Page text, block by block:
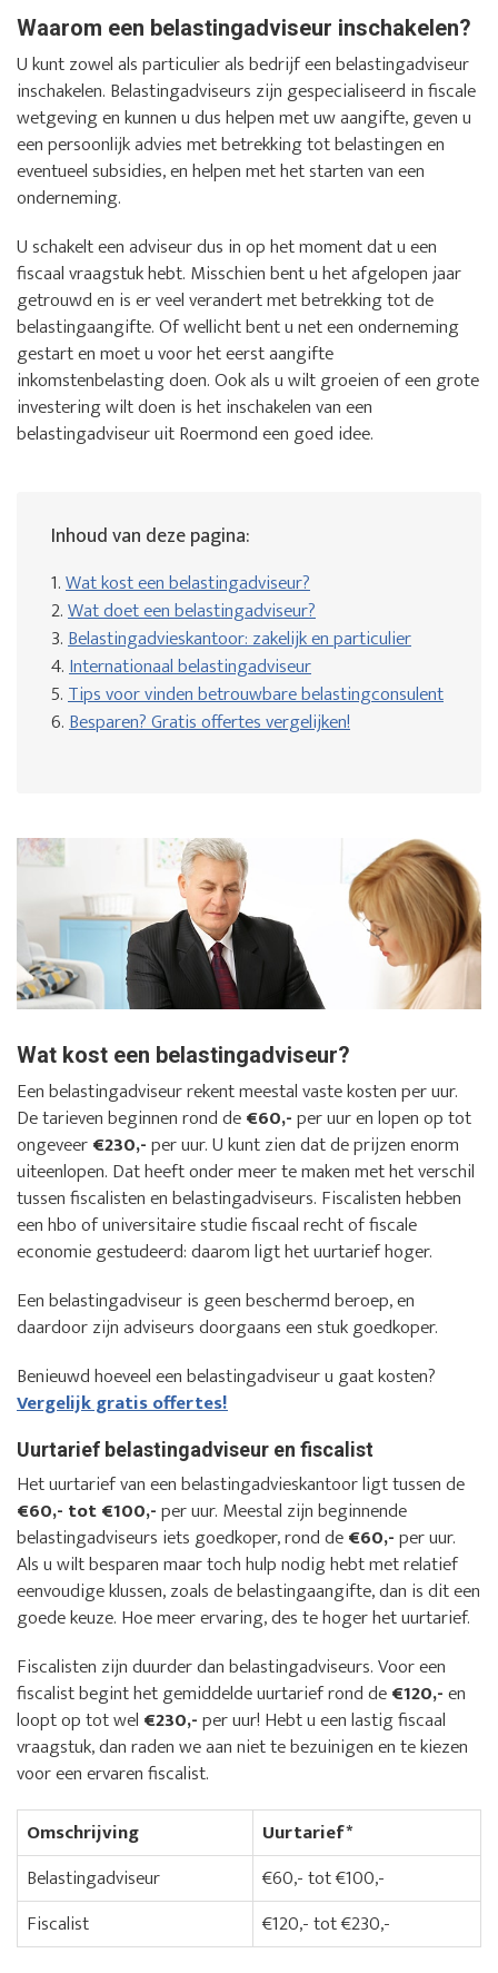
Waarom een belastingadviseur inschakelen?
U kunt zowel als particulier als bedrijf een belastingadviseur
inschakelen. Belastingadviseurs zijn gespecialiseerd in fiscale
wetgeving en kunnen u dus helpen met uw aangifte, geven u
een persoonlijk advies met betrekking tot belastingen en
eventueel subsidies, en helpen met het starten van een
onderneming.
U schakelt een adviseur dus in op het moment dat u een
fiscaal vraagstuk hebt. Misschien bent u het afgelopen jaar
getrouwd en is er veel verandert met betrekking tot de
belastingaangifte. Of wellicht bent u net een onderneming
gestart en moet u voor het eerst aangifte
inkomstenbelasting doen. Ook als u wilt groeien of een grote
investering wilt doen is het inschakelen van een
belastingadviseur uit Roermond een goed idee.
Inhoud van deze pagina:
1.Wat kost een belastingadviseur?
2.Wat doet een belastingadviseur?
3.Belastingadvieskantoor: zakelijk en particulier
4.Internationaal belastingadviseur
5.Tips voor vinden betrouwbare belastingconsulent
6.Besparen? Gratis offertes vergelijken!
Wat kost een belastingadviseur?
Een belastingadviseur rekent meestal vaste kosten per uur.
De tarieven beginnen rond de€60,-per uur en lopen op tot
ongeveer€230,-per uur. U kunt zien dat de prijzen enorm
uiteenlopen. Dat heeft onder meer te maken met het verschil
tussen fiscalisten en belastingadviseurs. Fiscalisten hebben
een hbo of universitaire studie fiscaal recht of fiscale
economie gestudeerd: daarom ligt het uurtarief hoger.
Een belastingadviseur is geen beschermd beroep, en
daardoor zijn adviseurs doorgaans een stuk goedkoper.
Benieuwd hoeveel een belastingadviseur u gaat kosten?
Vergelijk gratis offertes!
Uurtarief belastingadviseur en fiscalist
Het uurtarief van een belastingadvieskantoor ligt tussen de
€60,- tot €100,-per uur. Meestal zijn beginnende
belastingadviseurs iets goedkoper, rond de€60,-per uur.
Als u wilt besparen maar toch hulp nodig hebt met relatief
eenvoudige klussen, zoals de belastingaangifte, dan is dit een
goede keuze. Hoe meer ervaring, des te hoger het uurtarief.
Fiscalisten zijn duurder dan belastingadviseurs. Voor een
fiscalist begint het gemiddelde uurtarief rond de€120,-en
loopt op tot wel €230,-per uur! Hebt u een lastig fiscaal
vraagstuk, dan raden we aan niet te bezuinigen en te kiezen
voor een ervaren fiscalist.
Omschrijving
Uurtarief*
Belastingadviseur
€60,- tot €100,-
Fiscalist
€120,- tot €230,-